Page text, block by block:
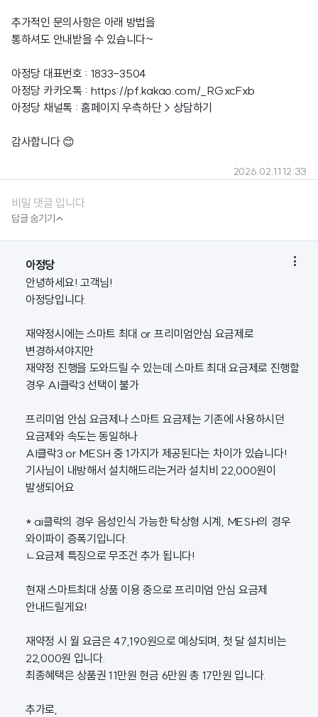
추가적인 문의사항은 아래 방법을
통하셔도 안내받을 수 있습니다~
아정당 대표번호 : 1833-3504
아정당 카카오톡 : https://pf.kakao.com/_RGxcFxb
아정당 채널톡 : 홈페이지 우측하단 > 상담하기
감사합니다 😊
2026.02.11 12:33
비밀 댓글 입니다.
답글 숨기기
아정당 
안녕하세요! 고객님!
아정당입니다.
재약정시에는 스마트 최대 or 프리미엄안심 요금제로
변경하셔야지만
재약정 진행을 도와드릴 수 있는데 스마트 최대 요금제로 진행할
경우 AI클락3 선택이 불가
프리미엄 안심 요금제나 스마트 요금제는 기존에 사용하시던
요금제와 속도는 동일하나
AI클락3 or MESH 중 1가지가 제공된다는 차이가 있습니다!
기사님이 내방해서 설치해드리는거라 설치비 22,000원이
발생되어요
* ai클락의 경우 음성인식 가능한 탁상형 시계, MESH의 경우
와이파이 증폭기입니다.
ㄴ요금제 특징으로 무조건 추가 됩니다!
현재 스마트최대 상품 이용 중으로 프리미엄 안심 요금제
안내드릴게요!
재약정 시 월 요금은 47,190원으로 예상되며, 첫 달 설치비는
22,000원 입니다.
최종혜택은 상품권 11만원 현금 6만원 총 17만원 입니다.
추가로,